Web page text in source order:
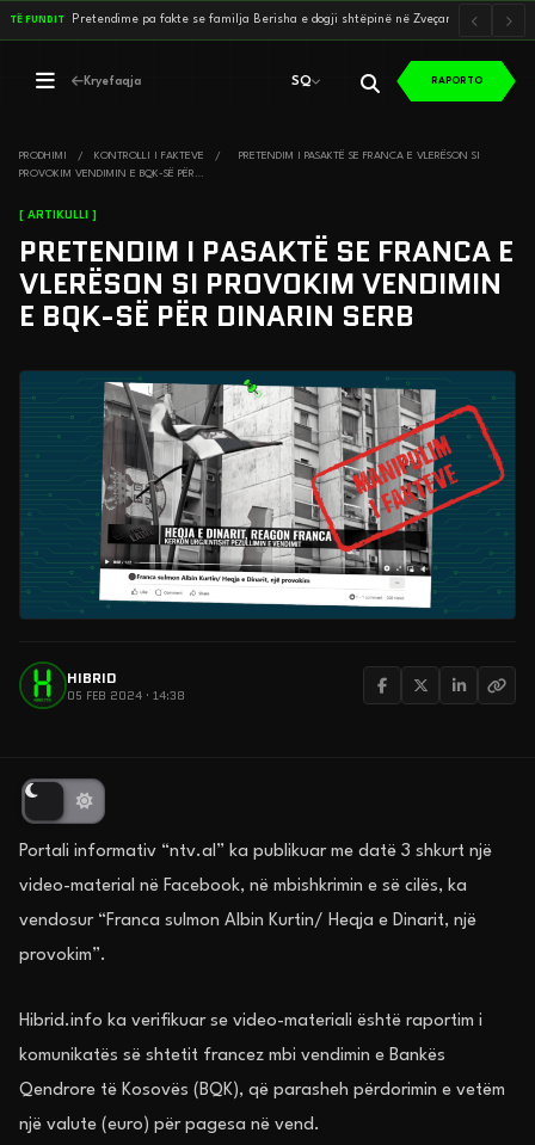
TË FUNDIT P retend i m e pa fa kte se fa m i ja B eri s ha e dog j i s htëpi n ë n ë Zveça n r …
Kryefaqja SQ RAPORTO
PRODHIMI / KONTROLLI I FAKTEVE /
PRETENDIM I PASAKTË SE FRANCA E VLERËSON SI
PROVOKIM VENDIMIN E BQK-SË PËR…
[ ARTIKULLI ]
PRETENDIM I PASAKTË SE FRANCA E
VLERËSON SI PROVOKIM VENDIMIN
E BQK-SË PËR DINARIN SERB
HIBRID
05 FEB 2024 · 14:38
Portali informativ “ntv.al” ka publikuar me datë 3 shkurt një
video-material në Facebook, në mbishkrimin e së cilës, ka
vendosur “Franca sulmon Albin Kurtin/ Heqja e Dinarit, një
provokim”.
Hibrid.info ka verifikuar se video-materiali është raportim i
komunikatës së shtetit francez mbi vendimin e Bankës
Qendrore të Kosovës (BQK), që parasheh përdorimin e vetëm
një valute (euro) për pagesa në vend.